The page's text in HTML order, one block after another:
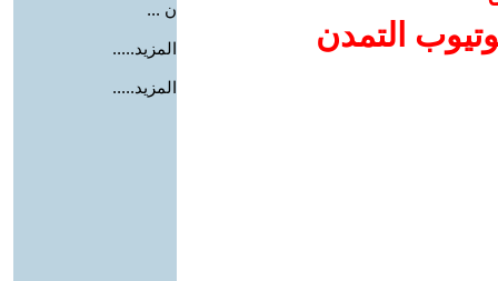
التمدن
ن ...
المزيد.....
المزيد.....